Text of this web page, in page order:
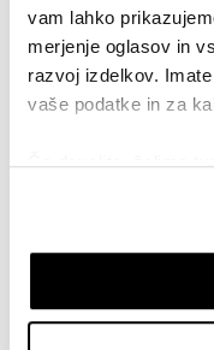
vam lahko
merjenje oglasov in
razvoj izdelkov.
vaše podatke in za
Če dovolite, želimo
Zbirati
Identificirati
lastnosti
Poglejte si še, kako
nastavite svoje
Evropa